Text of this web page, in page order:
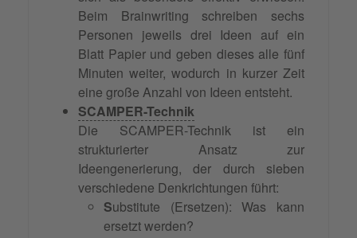
Beim Brainwriting schreiben sechs
Personen jeweils drei Ideen auf ein
Blatt Papier und geben dieses alle fünf
Minuten weiter, wodurch in kurzer Zeit
eine große Anzahl von Ideen entsteht.
SCAMPER-Technik
Die SCAMPER-Technik ist ein
strukturierter Ansatz zur
Ideengenerierung, der durch sieben
verschiedene Denkrichtungen führt:
Substitute (Ersetzen): Was kann
ersetzt werden?